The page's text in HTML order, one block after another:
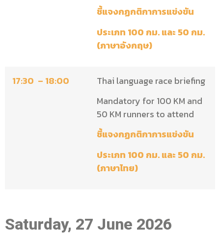
ชี้แจงกฏกติกาการแข่งขัน
ประเภท 100 กม. และ 50 กม.
(ภาษาอังกฤษ)
17:30 – 18:00
Thai language race briefing
Mandatory for 100 KM and
50 KM runners to attend
ชี้แจงกฏกติกาการแข่งขัน
ประเภท 100 กม. และ 50 กม.
(ภาษาไทย)
Saturday, 27 June 2026